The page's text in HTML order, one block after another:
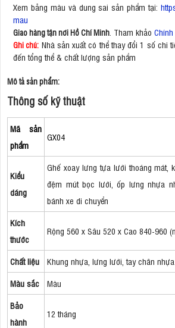
Xem bảng màu và dung sai sản phẩm tại:
mau
Giao hàng tận nơi Hồ Chí Minh . Tham khảo
Ghi chú: Nhà sản xuất có thể thay đổi 1 số chi
đến tổng thể & chất lượng sản phẩm
Mô tả sản phẩm:
Thông số kỹ thuật
Mã sản
phẩm
GX04
Kiểu
dáng
Ghế xoay lưng tựa lưới thoáng mát,
đệm mút bọc lưới, ốp lưng nhựa
bánh xe di chuyển
Kích
thước
Rộng 560 x Sâu 520 x Cao 840-960
Chất liệu
Khung nhựa, lưng lưới, tay chân nhựa
Màu sắc
Màu
Bảo
hành
12 tháng